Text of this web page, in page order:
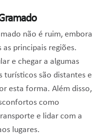
não é ruim, embora
principais regiões.
e chegar a algumas
turísticos são distantes e
esta forma. Além disso,
como
e lidar com a
lugares.